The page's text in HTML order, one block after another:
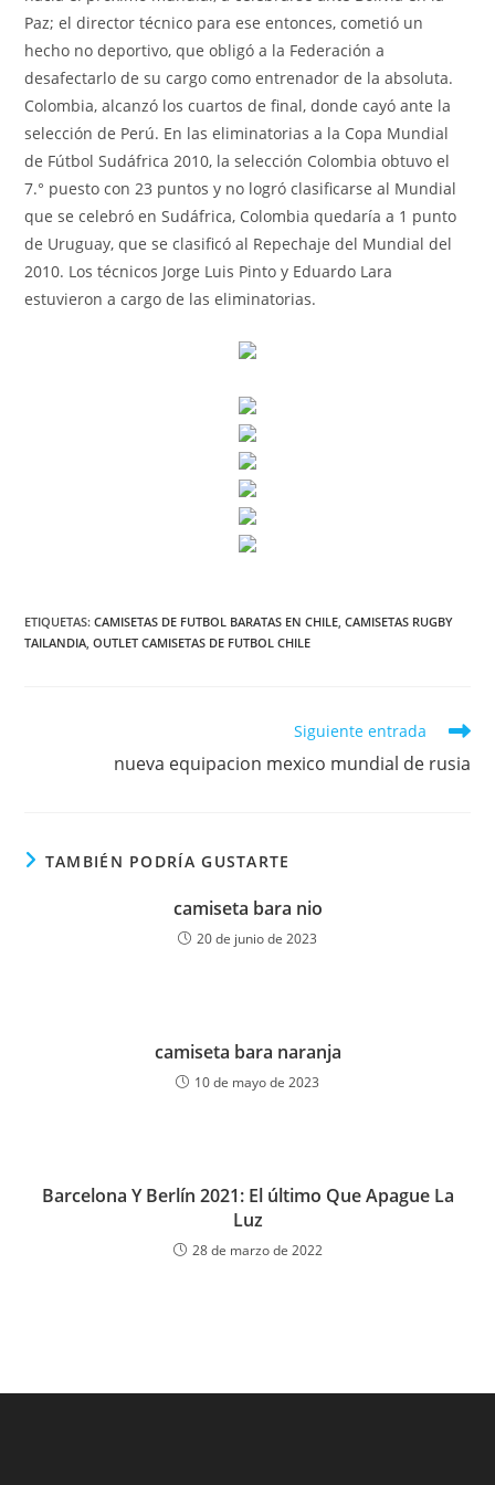
Paz; el director técnico para ese entonces, cometió un
hecho no deportivo, que obligó a la Federación a
desafectarlo de su cargo como entrenador de la absoluta.
Colombia, alcanzó los cuartos de final, donde cayó ante la
selección de Perú. En las eliminatorias a la Copa Mundial
de Fútbol Sudáfrica 2010, la selección Colombia obtuvo el
7.° puesto con 23 puntos y no logró clasificarse al Mundial
que se celebró en Sudáfrica, Colombia quedaría a 1 punto
de Uruguay, que se clasificó al Repechaje del Mundial del
2010. Los técnicos Jorge Luis Pinto y Eduardo Lara
estuvieron a cargo de las eliminatorias.
ETIQUETAS:CAMISETAS DE FUTBOL BARATAS EN CHILE, CAMISETAS RUGBY
TAILANDIA, OUTLET CAMISETAS DE FUTBOL CHILE
Siguiente entrada
nueva equipacion mexico mundial de rusia
TAMBIÉN PODRÍA GUSTARTE
camiseta bara nio
20 de junio de 2023
camiseta bara naranja
10 de mayo de 2023
Barcelona Y Berlín 2021: El último Que Apague La
Luz
28 de marzo de 2022